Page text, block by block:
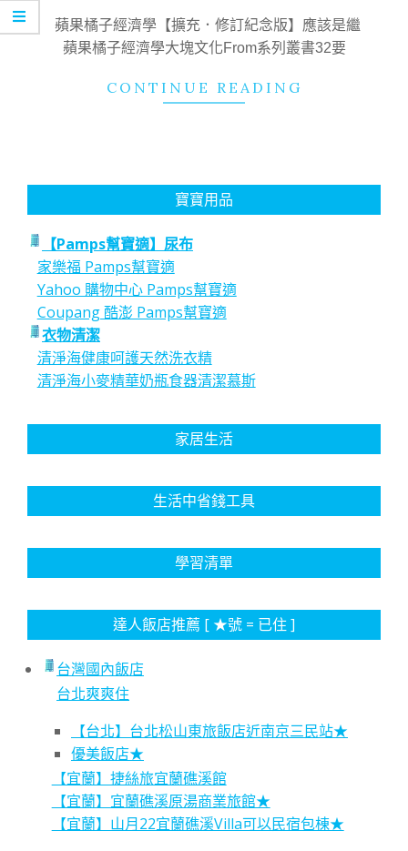
05蘋果橘子經濟學【擴充．修訂紀念版】應該是繼
蘋果橘子經濟學大塊文化From系列叢書32要
CONTINUE READING
寶寶用品
【Pamps幫寶適】尿布
家樂福 Pamps幫寶適
Yahoo 購物中心 Pamps幫寶適
Coupang 酷澎 Pamps幫寶適
衣物清潔
清淨海健康呵護天然洗衣精
清淨海小麥精華奶瓶食器清潔慕斯
家居生活
生活中省錢工具
學習清單
達人飯店推薦 [ ★號 = 已住 ]
台灣國內飯店
台北爽爽住
【台北】台北松山東旅飯店近南京三民站★
優美飯店★
【宜蘭】捷絲旅宜蘭礁溪館
【宜蘭】宜蘭礁溪原湯商業旅館★
【宜蘭】山月22宜蘭礁溪Villa可以民宿包棟★